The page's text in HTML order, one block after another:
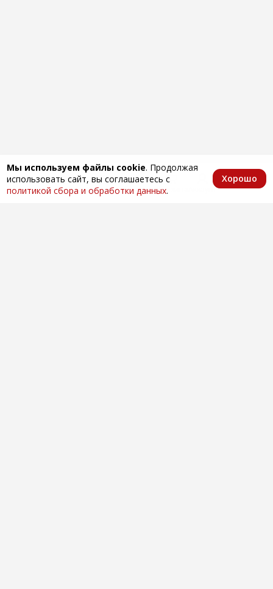
Мы используем файлы cookie. Продолжая
использовать сайт, вы соглашаетесь с
политикой сбора и обработки данных.
Хорошо
Главная КаталогИзбранноеКорзина Аккаунт